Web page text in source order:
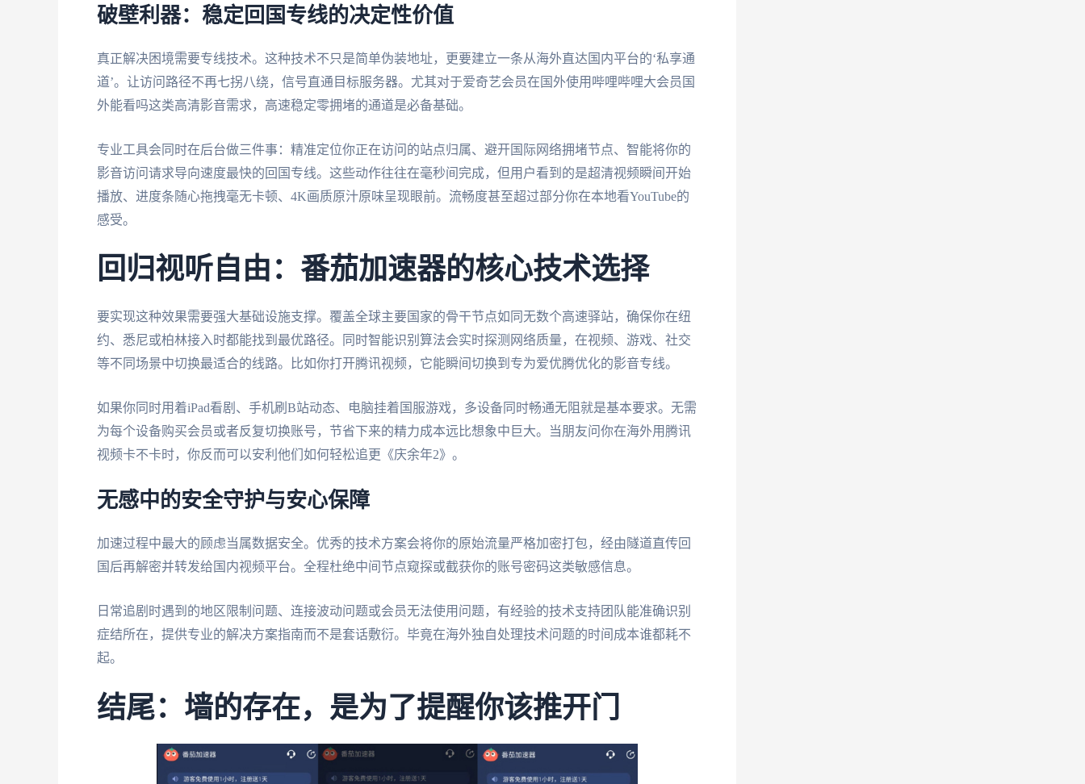
破壁利器：稳定回国专线的决定性价值
真正解决困境需要专线技术。这种技术不只是简单伪装地址，更要建立一条从海外直达国内平台的‘私享通
道’。让访问路径不再七拐八绕，信号直通目标服务器。尤其对于爱奇艺会员在国外使用哔哩哔哩大会员国
外能看吗这类高清影音需求，高速稳定零拥堵的通道是必备基础。
专业工具会同时在后台做三件事：精准定位你正在访问的站点归属、避开国际网络拥堵节点、智能将你的
影音访问请求导向速度最快的回国专线。这些动作往往在毫秒间完成，但用户看到的是超清视频瞬间开始
播放、进度条随心拖拽毫无卡顿、4K画质原汁原味呈现眼前。流畅度甚至超过部分你在本地看YouTube的
感受。
回归视听自由：番茄加速器的核心技术选择
要实现这种效果需要强大基础设施支撑。覆盖全球主要国家的骨干节点如同无数个高速驿站，确保你在纽
约、悉尼或柏林接入时都能找到最优路径。同时智能识别算法会实时探测网络质量，在视频、游戏、社交
等不同场景中切换最适合的线路。比如你打开腾讯视频，它能瞬间切换到专为爱优腾优化的影音专线。
如果你同时用着iPad看剧、手机刷B站动态、电脑挂着国服游戏，多设备同时畅通无阻就是基本要求。无需
为每个设备购买会员或者反复切换账号，节省下来的精力成本远比想象中巨大。当朋友问你在海外用腾讯
视频卡不卡时，你反而可以安利他们如何轻松追更《庆余年2》。
无感中的安全守护与安心保障
加速过程中最大的顾虑当属数据安全。优秀的技术方案会将你的原始流量严格加密打包，经由隧道直传回
国后再解密并转发给国内视频平台。全程杜绝中间节点窥探或截获你的账号密码这类敏感信息。
日常追剧时遇到的地区限制问题、连接波动问题或会员无法使用问题，有经验的技术支持团队能准确识别
症结所在，提供专业的解决方案指南而不是套话敷衍。毕竟在海外独自处理技术问题的时间成本谁都耗不
起。
结尾：墙的存在，是为了提醒你该推开门